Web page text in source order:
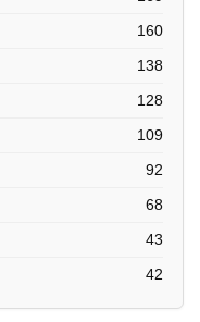
160
138
128
109
92
68
43
42